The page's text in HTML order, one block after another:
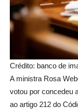
Crédito: banco de
A ministra Rosa
votou por concedeu
ao artigo 212 do